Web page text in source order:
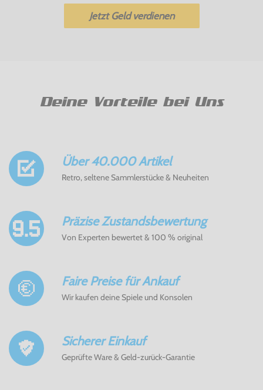
Jetzt Geld verdienen
Deine Vorteile bei Uns
Über 40.000 Artikel
Retro, seltene Sammlerstücke & Neuheiten
Präzise Zustandsbewertung
Von Experten bewertet & 100 % original
Faire Preise für Ankauf
Wir kaufen deine Spiele und Konsolen
Sicherer Einkauf
Geprüfte Ware & Geld-zurück-Garantie